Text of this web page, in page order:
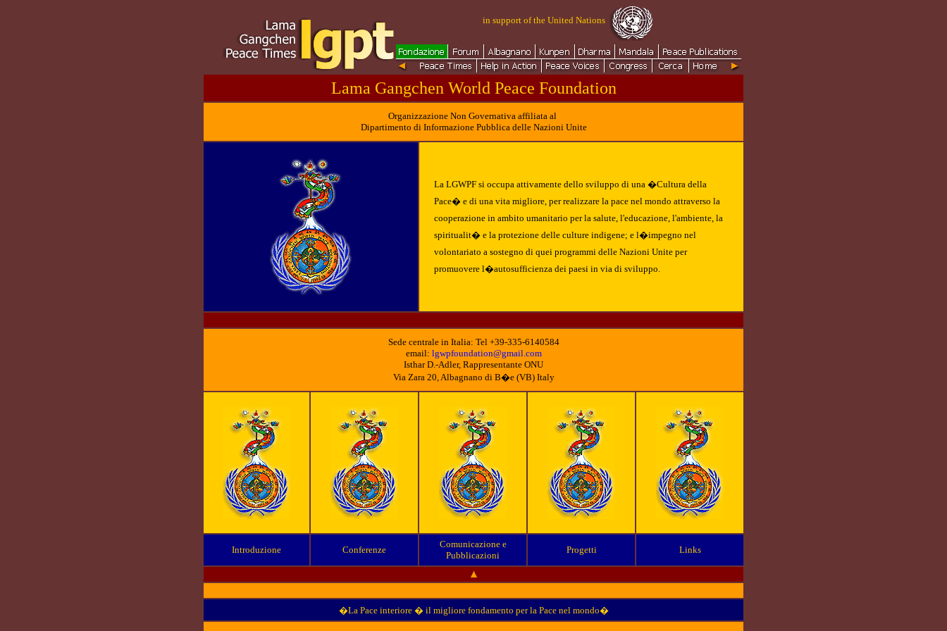
in support of the United Nations
Lama Gangchen World Peace Foundation
Organizzazione Non Governativa affiliata al
Dipartimento di Informazione Pubblica delle Nazioni Unite
La LGWPF si occupa attivamente dello sviluppo di una �Cultura della
Pace� e di una vita migliore, per realizzare la pace nel mondo attraverso la
cooperazione in ambito umanitario per la salute, l'educazione, l'ambiente, la
spiritualit� e la protezione delle culture indigene; e l�impegno nel
volontariato a sostegno di quei programmi delle Nazioni Unite per
promuovere l�autosufficienza dei paesi in via di sviluppo.
Sede centrale in Italia: Tel +39-335-6140584
email: lgwpfoundation@gmail.com
Isthar D.-Adler, Rappresentante ONU
Via Zara 20, Albagnano di B�e (VB) Italy
Introduzione Conferenze
Comunicazione e
Pubblicazioni
Progetti Links
�La Pace interiore � il migliore fondamento per la Pace nel mondo�